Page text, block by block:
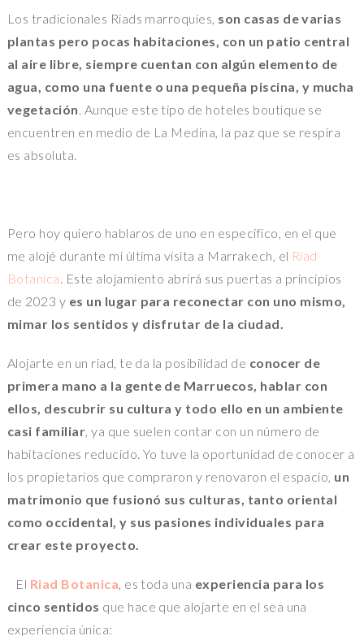
Los tradicionales Riads marroquíes, son casas de varias
plantas pero pocas habitaciones, con un patio central
al aire libre, siempre cuentan con algún elemento de
agua, como una fuente o una pequeña piscina, y mucha
vegetación . Aunque este tipo de hoteles boutique se
encuentren en medio de La Medina, la paz que se respira
es absoluta.
Pero hoy quiero hablaros de uno en especifico, en el que
me alojé durante mi última visita a Marrakech, el Riad
Botanica . Este alojamiento abrirá sus puertas a principios
de 2023 y es un lugar para reconectar con uno mismo,
mimar los sentidos y disfrutar de la ciudad.
Alojarte en un riad, te da la posibilidad de conocer de
primera mano a la gente de Marruecos, hablar con
ellos, descubrir su cultura y todo ello en un ambiente
casi familiar , ya que suelen contar con un número de
habitaciones reducido. Yo tuve la oportunidad de conocer a
los propietarios que compraron y renovaron el espacio, un
matrimonio que fusionó sus culturas, tanto oriental
como occidental, y sus pasiones individuales para
crear este proyecto.
El Riad Botanica , es toda una experiencia para los
cinco sentidos que hace que alojarte en el sea una
experiencia única: